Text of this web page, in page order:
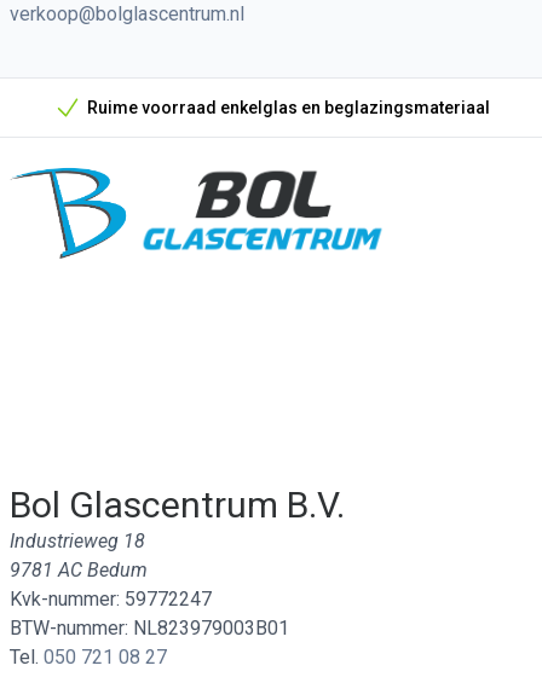
verkoop@bolglascentrum.nl
Onze unieke verkoopargumenten
Ruime voorraad enkelglas en beglazingsmateriaal
Bol Glascentrum B.V.
Industrieweg 18
9781 AC Bedum
Kvk-nummer: 59772247
BTW-nummer: NL823979003B01
Tel. 050 721 08 27